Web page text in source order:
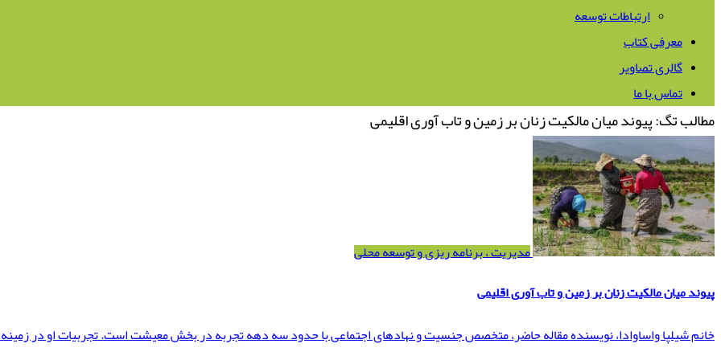
ارتباطات توسعه
معرفی کتاب
گالری تصاویر
تماس با ما
مطالب تگ: پیوند میان مالکیت زنان بر زمین و تاب آوری اقلیمی
مدیریت ، برنامه ریزی و توسعه محلی
پیوند میان مالکیت زنان بر زمین و تاب آوری اقلیمی
خانم شیلپا واساوادا، نویسنده مقاله حاضر، متخصص جنسیت و نهادهای اجتماعی با حدود سه دهه تجربه در بخش معیشت است. تجربیات او در